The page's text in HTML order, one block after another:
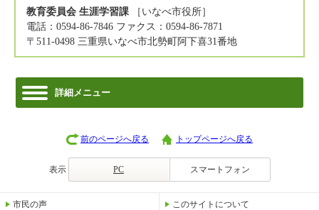
教育委員会 生涯学習課 ［いなべ市役所］
電話：0594-86-7846 ファクス：0594-86-7871
〒511-0498 三重県いなべ市北勢町阿下喜31番地
詳細メニュー
前のページへ戻る トップページへ戻る
表示 PC スマートフォン
市民の声 このサイトについて